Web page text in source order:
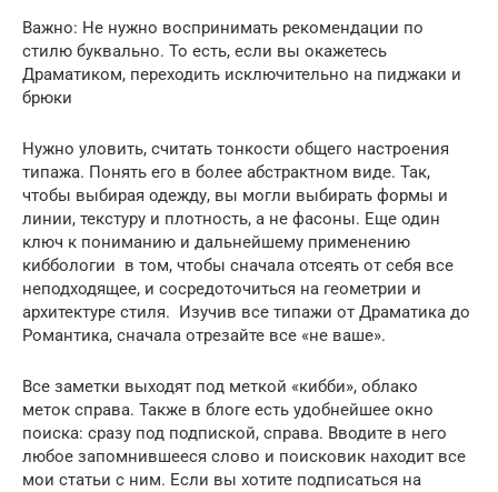
Важно: Не нужно воспринимать рекомендации по
стилю буквально. То есть, если вы окажетесь
Драматиком, переходить исключительно на пиджаки и
брюки
Нужно уловить, считать тонкости общего настроения
типажа. Понять его в более абстрактном виде. Так,
чтобы выбирая одежду, вы могли выбирать формы и
линии, текстуру и плотность, а не фасоны. Еще один
ключ к пониманию и дальнейшему применению
киббологии в том, чтобы сначала отсеять от себя все
неподходящее, и сосредоточиться на геометрии и
архитектуре стиля. Изучив все типажи от Драматика до
Романтика, сначала отрезайте все «не ваше».
Все заметки выходят под меткой «кибби», облако
меток справа. Также в блоге есть удобнейшее окно
поиска: сразу под подпиской, справа. Вводите в него
любое запомнившееся слово и поисковик находит все
мои статьи с ним. Если вы хотите подписаться на